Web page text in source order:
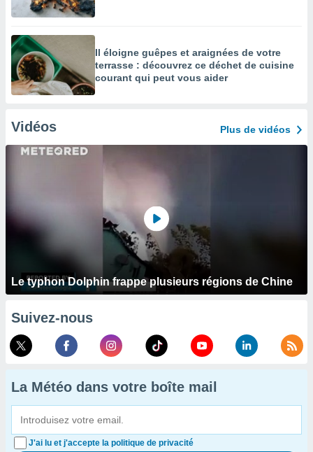
Il éloigne guêpes et araignées de votre
terrasse : découvrez ce déchet de cuisine
courant qui peut vous aider
Vidéos Plus de vidéos
Le typhon Dolphin frappe plusieurs régions de Chine
Suivez-nous
La Météo dans votre boîte mail
J'ai lu et j'accepte la politique de privacité